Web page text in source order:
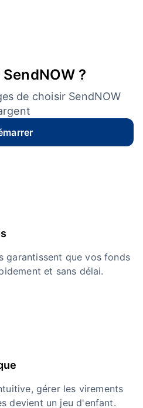
?
de choisir SendNOW
garantissent que vos fonds
et sans délai.
gérer les virements
devient un jeu d'enfant.